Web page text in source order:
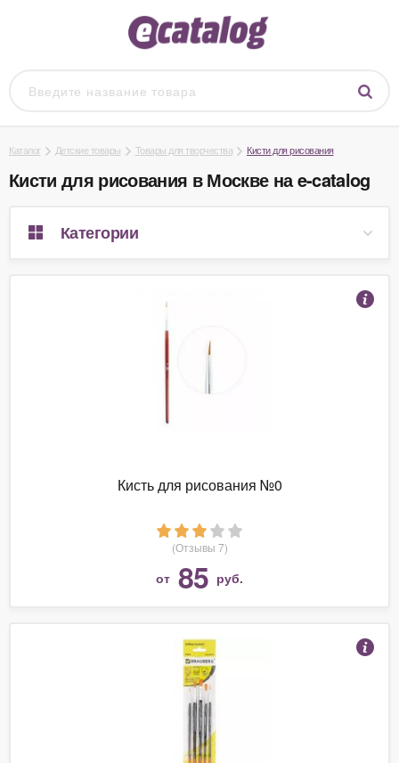
Каталог Детские товары Товары для творчества Кисти для рисования
Кисти для рисования в Москве на e-catalog
Категории
Кисть для рисования №0
(Отзывы 7)
от 85 руб.